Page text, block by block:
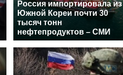
Россия импортировала из
Южной Кореи почти 30
тысяч тонн
нефтепродуктов – СМИ